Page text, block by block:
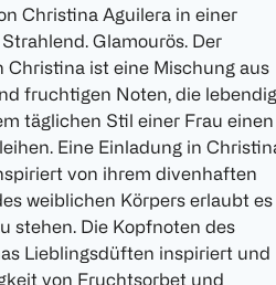
Christina Aguilera in einer
Glamourös. Der
ist eine Mischung aus
fruchtigen Noten, die lebendig
täglichen Stil einer Frau einen
Eine Einladung in
von ihrem divenhaften
weiblichen Körpers erlaubt es
stehen. Die Kopfnoten des
Lieblingsdüften inspiriert und
von Fruchtsorbet und